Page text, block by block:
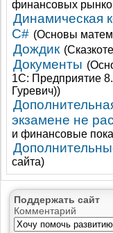
финансовых
Динамическая
C# (Основы
Дождик
Документы
1С: Предприятие
Гуревич))
экзамене не
и финансовые
сайта)
Поддержать сайт
Комментарий